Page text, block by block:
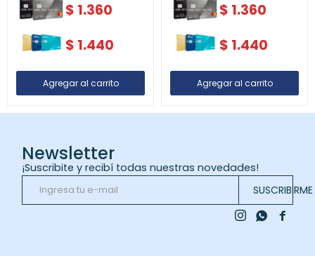
$ 1.360
$ 1.440
$ 1.360
$ 1.440
Newsletter
¡Suscribite y recibí todas nuestras novedades!
SUSCRIBIRME

 